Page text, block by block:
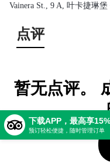
Vainera St., 9 A, 叶卡捷琳
点评
暂无点评。
下载APP，最高享
预订轻松便捷，随时管理订单